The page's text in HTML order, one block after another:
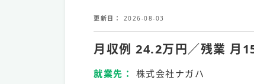
更新日 2026-08-03
月収例 24.2万円／残業 月
就業先 株式会社ナガハ